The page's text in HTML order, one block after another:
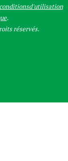
conditionsd'utilisation
.
réservés.